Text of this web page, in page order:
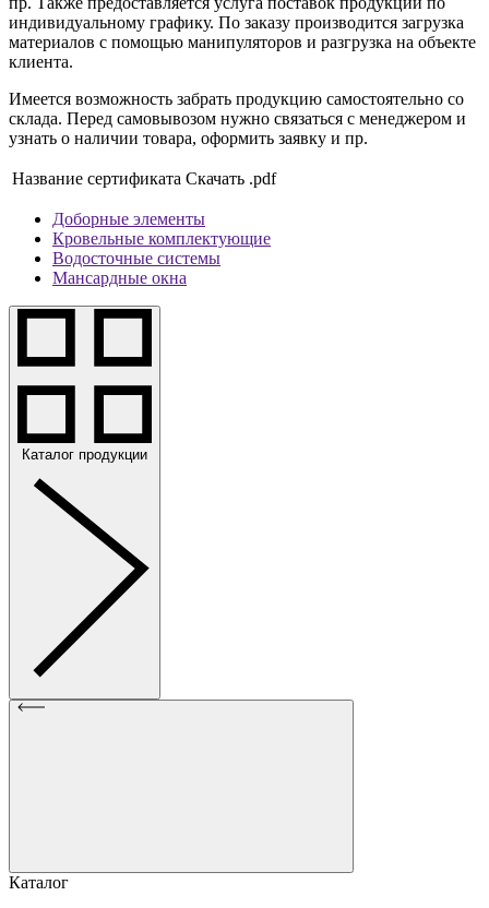
индивидуальному графику. По заказу производится загрузка
материалов с помощью манипуляторов и разгрузка на объекте
клиента.
Имеется возможность забрать продукцию самостоятельно со
склада. Перед самовывозом нужно связаться с менеджером и
узнать о наличии товара, оформить заявку и пр.
Название сертификата Скачать .pdf
Доборные элементы
Кровельные комплектующие
Водосточные системы
Мансардные окна
Каталог продукции
Каталог